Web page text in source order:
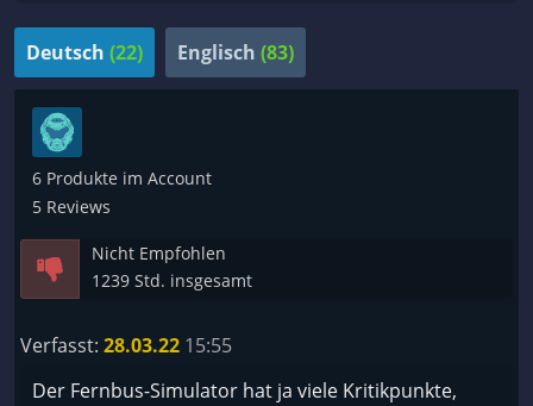
Deutsch (22) Englisch (83)
6 Produkte im Account
5 Reviews
Nicht Empfohlen
1239 Std. insgesamt
Verfasst: 28.03.22 15:55
Der Fernbus-Simulator hat ja viele Kritikpunkte,